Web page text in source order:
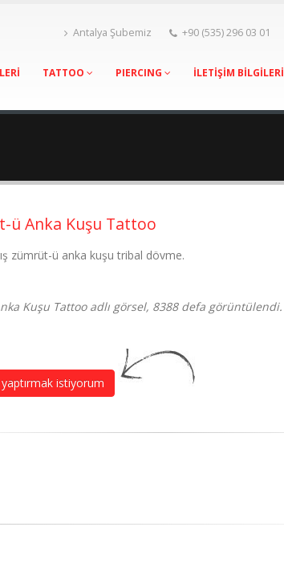
Antalya Şubemiz +90 (535) 296 03 01
TATTOO PIERCING İLETİŞİM BİLGİLERİ
ü Anka Kuşu Tattoo
zümrüt-ü anka kuşu tribal dövme.
Kuşu Tattoo adlı görsel, 8388 defa görüntülendi.
istiyorum